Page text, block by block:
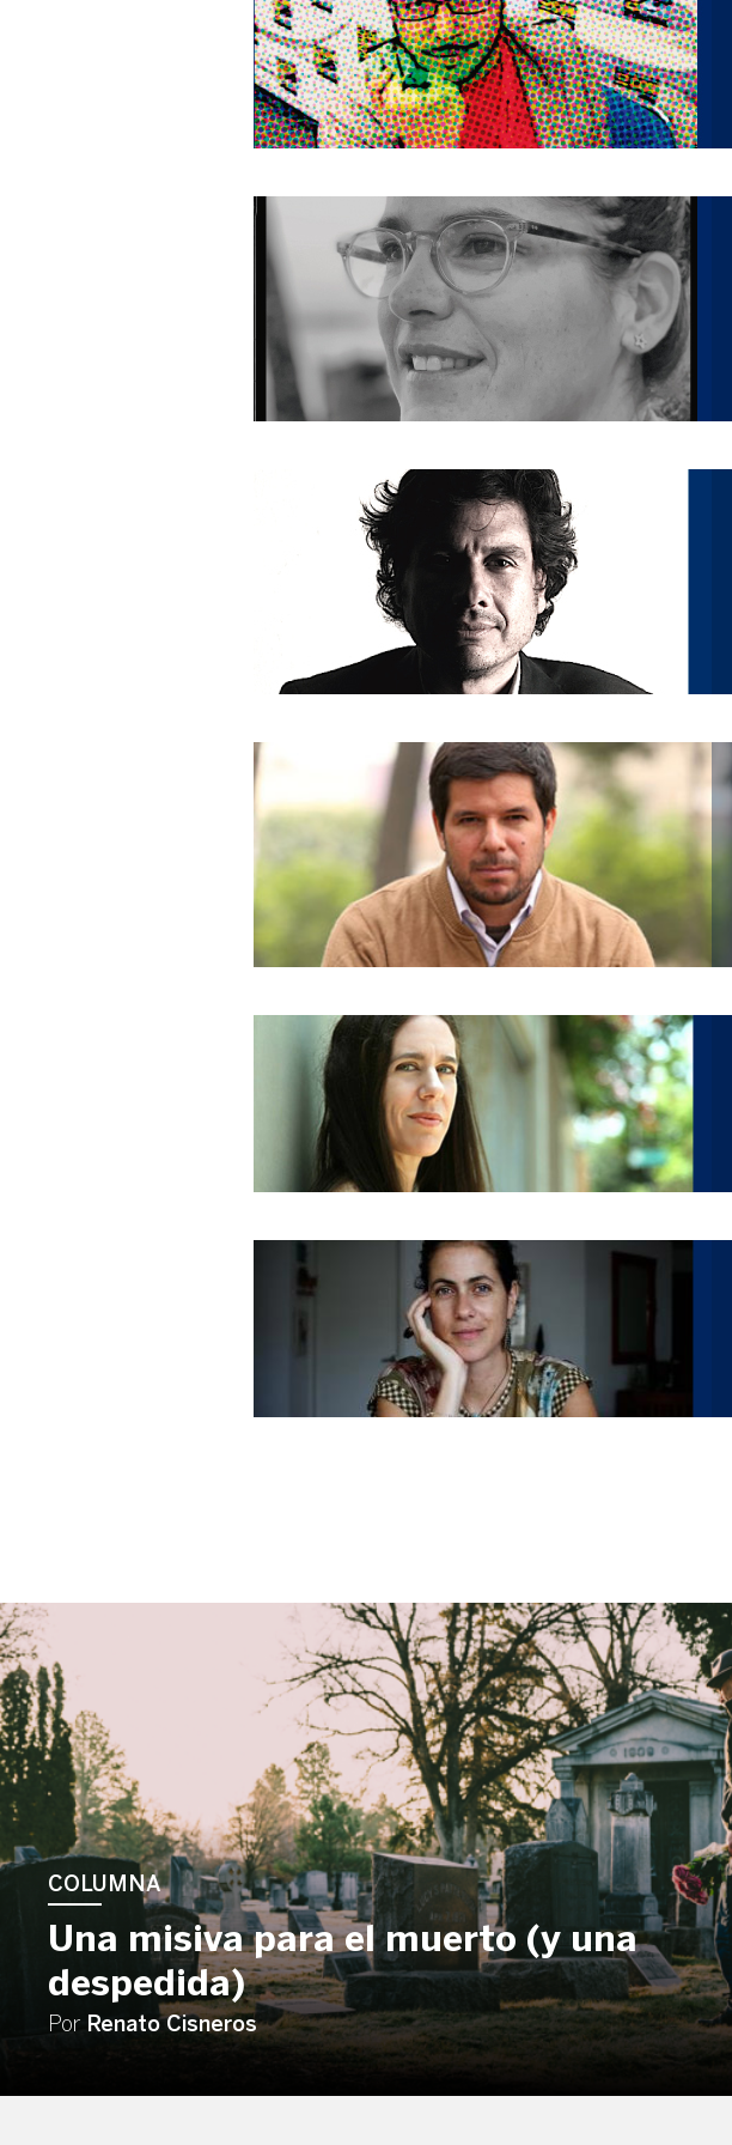
COLUMNA
Una misiva para el muerto (y una
despedida)
Por Renato Cisneros